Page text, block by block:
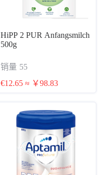
HiPP 2 PUR Anfangsmilch
500g
销量 55
€12.65 ≈ ￥98.83